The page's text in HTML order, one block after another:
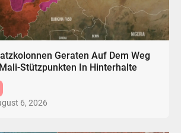
Geraten Auf Dem Weg
Stützpunkten In Hinterhalte
6, 2026